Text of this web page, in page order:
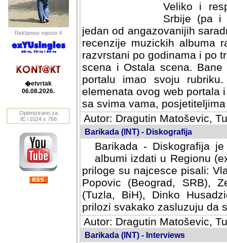
Reklamno mjesto 4
�etvrtak
06.08.2026.
Optimizirano za
IE i 1024 x 768
Veliko i
Srbije (pa i
jedan od angazovanijih
recenzije muzickih albuma
razvrstani po godinama i po
scena i Ostala scena.
portalu imao svoju
elemenata ovog web portala
sa svima vama,
Autor: Dragutin Matoševic,
Barikada (INT) - Diskografija
Barikada - Diskografija
albumi izdati u Regionu
priloge su najcesce pisali:
Popovic (Beograd, SRB),
(Tuzla, BiH), Dinko
prilozi svakako zasluzuju da
Autor: Dragutin Matoševic,
Barikada (INT) - Interviews